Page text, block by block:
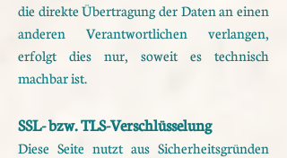
die direkte Übertragung der Daten an einen
anderen Verantwortlichen verlangen,
erfolgt dies nur, soweit es technisch
machbar ist.
SSL- bzw. TLS-Verschlüsselung
Diese Seite nutzt aus Sicherheitsgründen